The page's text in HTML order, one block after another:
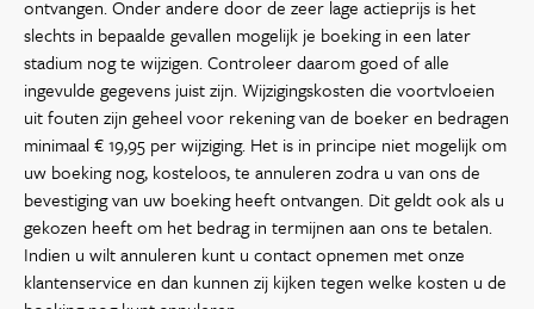
ontvangen. Onder andere door de zeer lage actieprijs is het
slechts in bepaalde gevallen mogelijk je boeking in een later
stadium nog te wijzigen. Controleer daarom goed of alle
ingevulde gegevens juist zijn. Wijzigingskosten die voortvloeien
uit fouten zijn geheel voor rekening van de boeker en bedragen
minimaal € 19,95 per wijziging. Het is in principe niet mogelijk om
uw boeking nog, kosteloos, te annuleren zodra u van ons de
bevestiging van uw boeking heeft ontvangen. Dit geldt ook als u
gekozen heeft om het bedrag in termijnen aan ons te betalen.
Indien u wilt annuleren kunt u contact opnemen met onze
klantenservice en dan kunnen zij kijken tegen welke kosten u de